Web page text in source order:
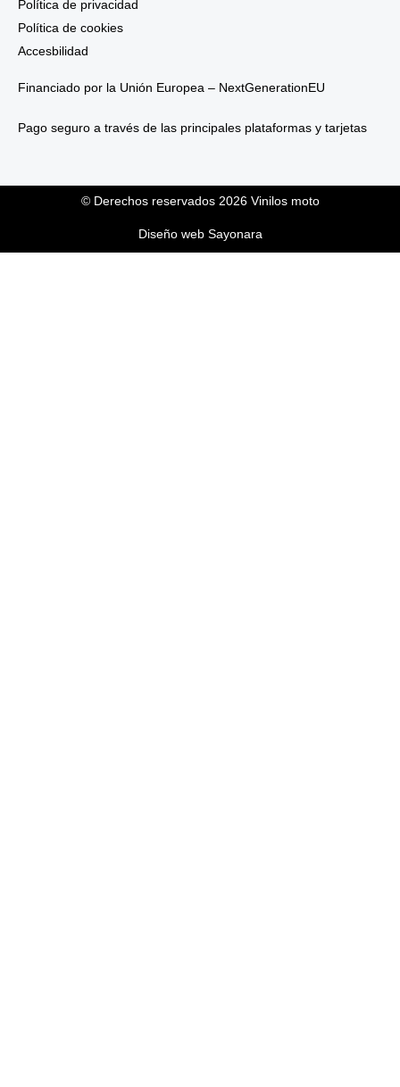
Política de privacidad
Política de cookies
Accesbilidad
Financiado por la Unión Europea – NextGenerationEU
Pago seguro a través de las principales plataformas y tarjetas
© Derechos reservados 2026 Vinilos moto
Diseño web Sayonara